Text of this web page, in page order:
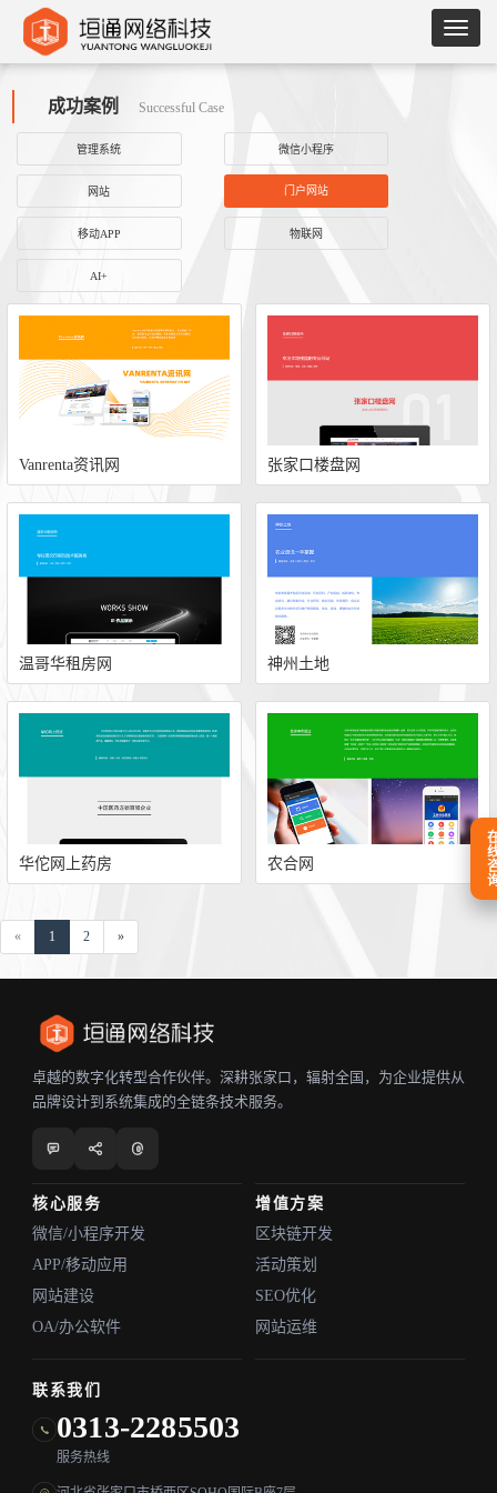
成功案例 Successful Case
管理系统 微信小程序
网站 门户网站
移动APP 物联网
AI+
Vanrenta资讯网 张家口楼盘网
温哥华租房网 神州土地
华佗网上药房 农合网
« 1 2 »
卓越的数字化转型合作伙伴。深耕张家口，辐射全国，为企业提供从
品牌设计到系统集成的全链条技术服务。
核心服务
微信/小程序开发
APP/移动应用
网站建设
OA/办公软件
增值方案
区块链开发
活动策划
SEO优化
网站运维
联系我们
0313-2285503
服务热线
在